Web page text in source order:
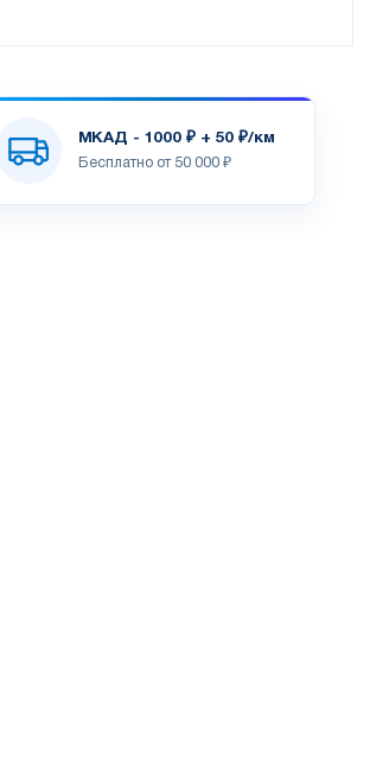
МКАД - 1000 ₽ + 50 ₽/км
Бесплатно от 50 000 ₽